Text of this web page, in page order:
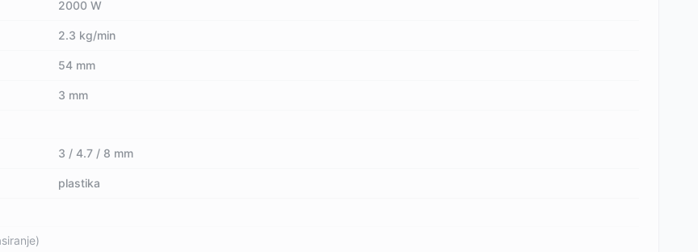
2000 W
2.3 kg/min
54 mm
3 mm
3 / 4.7 / 8 mm
plastika